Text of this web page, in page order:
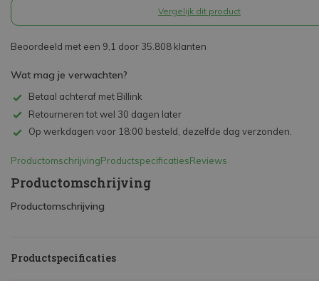
Vergelijk dit product
Beoordeeld met een 9,1 door 35.808 klanten
Wat mag je verwachten?
Betaal achteraf met Billink
Retourneren tot wel 30 dagen later
Op werkdagen voor 18:00 besteld, dezelfde dag verzonden.
ProductomschrijvingProductspecificatiesReviews
Productomschrijving
Productomschrijving
Productspecificaties